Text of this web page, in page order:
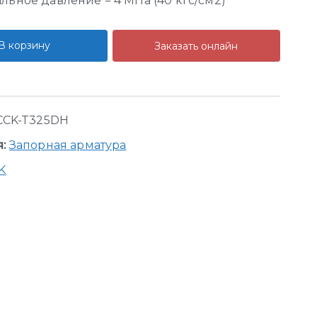
корзину Заказать онлайн
T325DH
Запорная арматура